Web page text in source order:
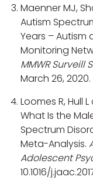
Maenner MJ,
Autism
Years – Autism
Monitoring
MMWR Surveill
March 26,
Loomes R, Hull
What Is the
Spectrum
Meta-Analysis.
Adolescent
10.1016/